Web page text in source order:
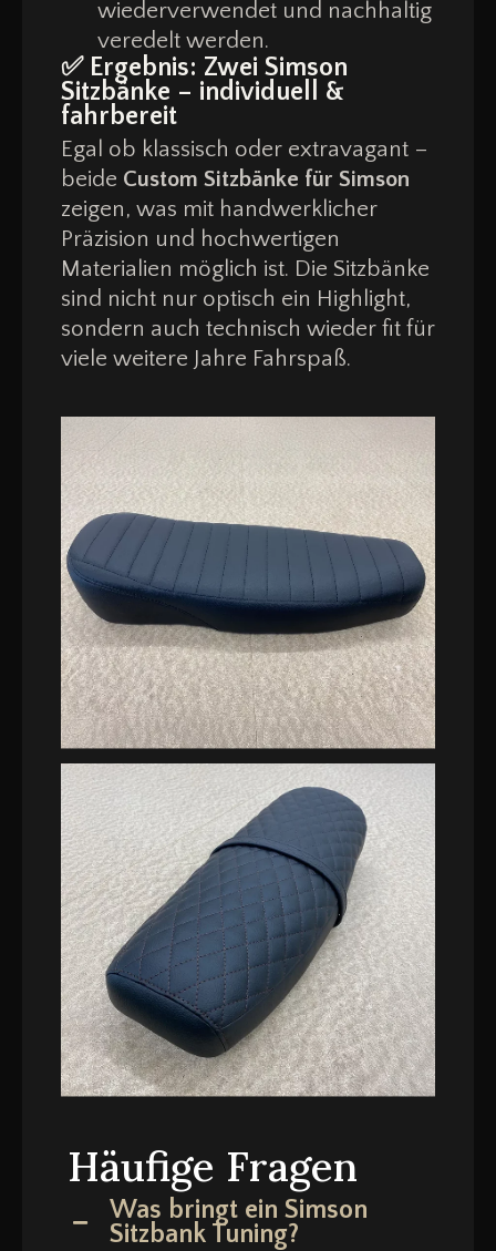
wiederverwendet und nachhaltig
veredelt werden.
✅ Ergebnis: Zwei Simson
Sitzbänke – individuell &
fahrbereit
Egal ob klassisch oder extravagant –
beide Custom Sitzbänke für Simson
zeigen, was mit handwerklicher
Präzision und hochwertigen
Materialien möglich ist. Die Sitzbänke
sind nicht nur optisch ein Highlight,
sondern auch technisch wieder fit für
viele weitere Jahre Fahrspaß.
Häufige Fragen
Was bringt ein Simson
Sitzbank Tuning?